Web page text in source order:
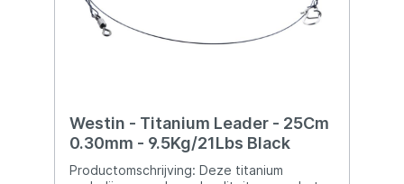
Westin - Titanium Leader - 25Cm
0.30mm - 9.5Kg/21Lbs Black
Productomschrijving: Deze titanium